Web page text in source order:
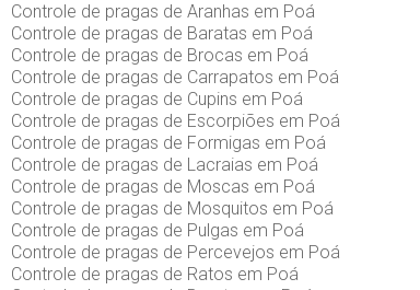
Controle de pragas de Aranhas em Poá
Controle de pragas de Baratas em Poá
Controle de pragas de Brocas em Poá
Controle de pragas de Carrapatos em Poá
Controle de pragas de Cupins em Poá
Controle de pragas de Escorpiões em Poá
Controle de pragas de Formigas em Poá
Controle de pragas de Lacraias em Poá
Controle de pragas de Moscas em Poá
Controle de pragas de Mosquitos em Poá
Controle de pragas de Pulgas em Poá
Controle de pragas de Percevejos em Poá
Controle de pragas de Ratos em Poá